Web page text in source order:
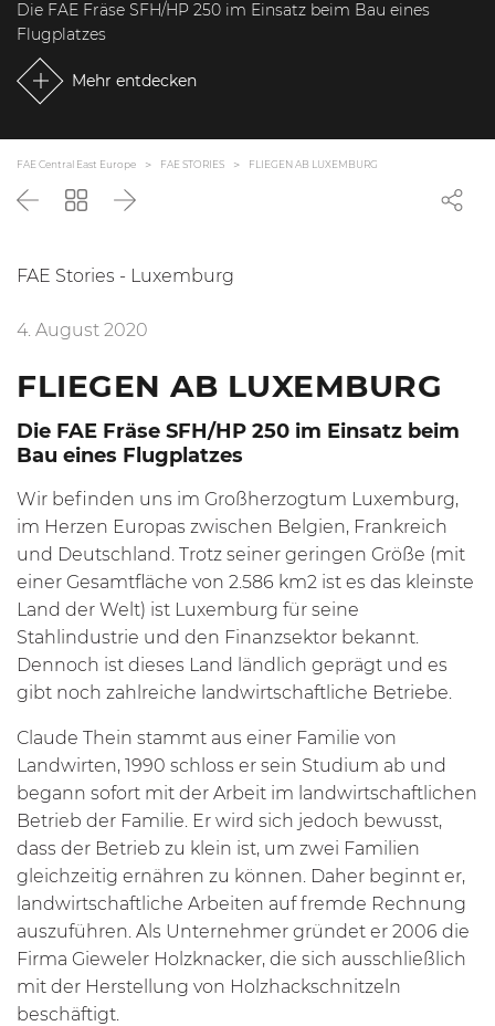
Die FAE Fräse SFH/HP 250 im Einsatz beim Bau eines
Flugplatzes
Mehr entdecken
FAE Central East Europe FAE STORIES FLIEGEN AB LUXEMBURG
ZurückZurückWeiter
FAE Stories - Luxemburg
4. August 2020
FLIEGEN AB LUXEMBURG
Die FAE Fräse SFH/HP 250 im Einsatz beim
Bau eines Flugplatzes
Wir befinden uns im Großherzogtum Luxemburg,
im Herzen Europas zwischen Belgien, Frankreich
und Deutschland. Trotz seiner geringen Größe (mit
einer Gesamtfläche von 2.586 km2 ist es das kleinste
Land der Welt) ist Luxemburg für seine
Stahlindustrie und den Finanzsektor bekannt.
Dennoch ist dieses Land ländlich geprägt und es
gibt noch zahlreiche landwirtschaftliche Betriebe.
Claude Thein stammt aus einer Familie von
Landwirten, 1990 schloss er sein Studium ab und
begann sofort mit der Arbeit im landwirtschaftlichen
Betrieb der Familie. Er wird sich jedoch bewusst,
dass der Betrieb zu klein ist, um zwei Familien
gleichzeitig ernähren zu können. Daher beginnt er,
landwirtschaftliche Arbeiten auf fremde Rechnung
auszuführen. Als Unternehmer gründet er 2006 die
Firma Gieweler Holzknacker, die sich ausschließlich
mit der Herstellung von Holzhackschnitzeln
beschäftigt.